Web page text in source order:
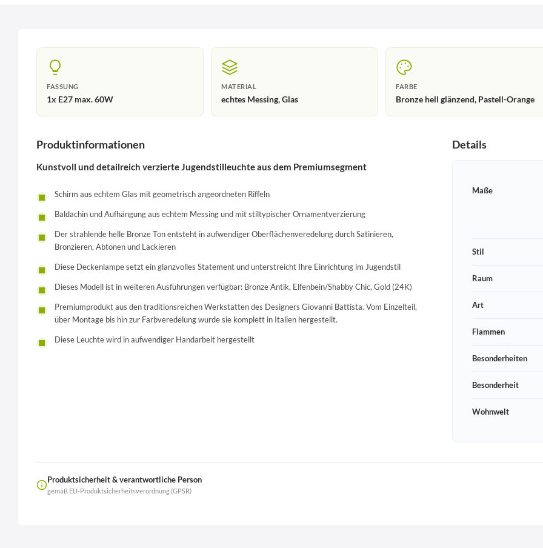
FASSUNG
1x E27 max. 60W
MATERIAL
echtes Messing, Glas
FARBE
Bronze hell glänzend, Pastell-Orange
Produktinformationen
Kunstvoll und detailreich verzierte Jugendstilleuchte aus dem Premiumsegment
Schirm aus echtem Glas mit geometrisch angeordneten Riffeln
Baldachin und Aufhängung aus echtem Messing und mit stiltypischer Ornamentverzierung
Der strahlende helle Bronze Ton entsteht in aufwendiger Oberflächenveredelung durch Satinieren,
Bronzieren, Abtönen und Lackieren
Diese Deckenlampe setzt ein glanzvolles Statement und unterstreicht Ihre Einrichtung im Jugendstil
Dieses Modell ist in weiteren Ausführungen verfügbar: Bronze Antik, Elfenbein/Shabby Chic, Gold (24K)
Premiumprodukt aus den traditionsreichen Werkstätten des Designers Giovanni Battista. Vom Einzelteil,
über Montage bis hin zur Farbveredelung wurde sie komplett in Italien hergestellt.
Diese Leuchte wird in aufwendiger Handarbeit hergestellt
Details
Maße
Stil
Raum
Art
Flammen
Besonderheiten
Besonderheit
Wohnwelt
Produktsicherheit & verantwortliche Person
gemäß EU-Produktsicherheitsverordnung (GPSR)